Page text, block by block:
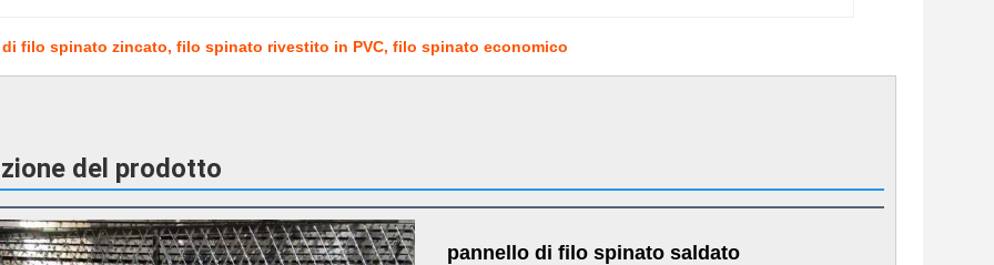
filo spinato zincato, filo spinato rivestito in PVC, filo spinato economico
del prodotto
pannello di filo spinato saldato